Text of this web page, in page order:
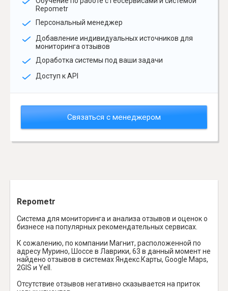
Repometr
Персональный менеджер
Добавление индивидуальных источников для
мониторинга отзывов
Доработка системы под ваши задачи
Доступ к API
Связаться с менеджером
Repometr
Система для мониторинга и анализа отзывов и оценок о
бизнесе на популярных рекомендательных сервисах.
К сожалению, по компании Магнит, расположенной по
адресу Мурино, Шоссе в Лаврики, 63 в данный момент не
найдено отзывов в системах Яндекс.Карты, Google Maps,
2GIS и Yell.
Отсутствие отзывов негативно сказывается на приток